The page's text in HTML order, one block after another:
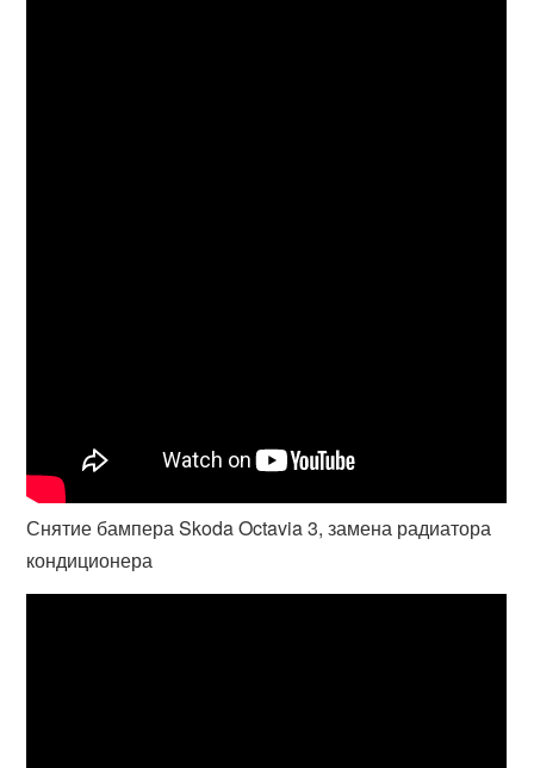
Снятие бампера Skoda Octavia 3, замена радиатора
кондиционера